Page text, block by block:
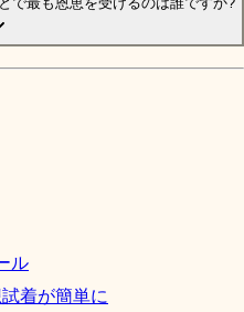
ル
着が簡単に